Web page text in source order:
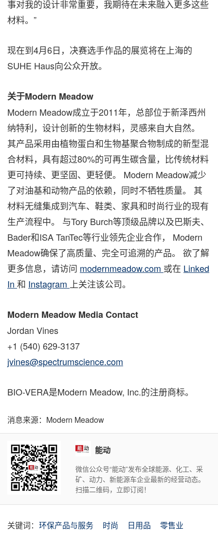
事对我的设计非常重要，我期待在未来融入更多这些
材料。”
现在到4月6日，决赛选手作品的展览将在上海的
SUHE Haus向公众开放。
关于Modern Meadow
Modern Meadow成立于2011年，总部位于新泽西州
纳特利，设计创新的生物材料，灵感来自大自然。
其产品采用由植物蛋白和生物基聚合物制成的新型混
合材料，具有超过80%的可再生碳含量，比传统材料
更可持续、更坚固、更轻便。 Modern Meadow减少
了对油基和动物产品的依赖，同时不牺牲质量。 其
材料无缝集成到汽车、鞋类、家具和时尚行业的现有
生产流程中。 与Tory Burch等顶级品牌以及巴斯夫、
Bader和ISA TanTec等行业领先企业合作， Modern
Meadow确保了高质量、完全可追溯的产品。 欲了解
更多信息，请访问 modernmeadow.com 或在 Linked
In 和 Instagram 上关注该公司。
Modern Meadow Media Contact
Jordan Vines
+1 (540) 629-3137
jvines@spectrumscience.com
BIO-VERA是Modern Meadow, Inc.的注册商标。
消息来源：Modern Meadow
能动
微信公众号“能动”发布全球能源、化工、采
矿、动力、新能源车企业最新的经营动态。
扫描二维码，立即订阅！
关键词： 环保产品与服务 时尚 日用品
零售业